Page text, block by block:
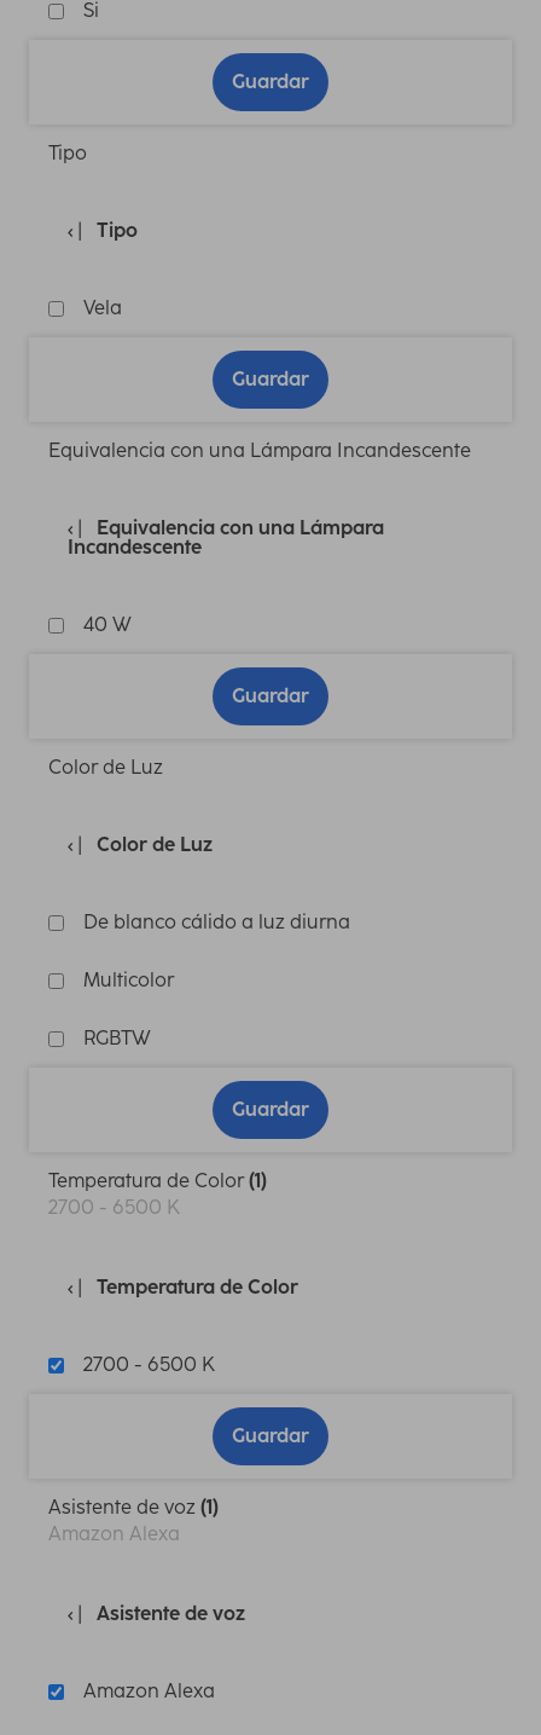
Si
Guardar
Tipo
Tipo
Vela
Guardar
Equivalencia con una Lámpara Incandescente
Equivalencia con una Lámpara
Incandescente
40 W
Guardar
Color de Luz
Color de Luz
De blanco cálido a luz diurna
Multicolor
RGBTW
Guardar
Temperatura de Color(1)
2700 - 6500 K
Temperatura de Color
2700 - 6500 K
Guardar
Asistente de voz (1)
Amazon Alexa
Asistente de voz
Amazon Alexa